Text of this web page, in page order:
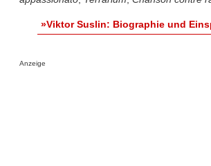
»Viktor Suslin: Biographie und
Anzeige